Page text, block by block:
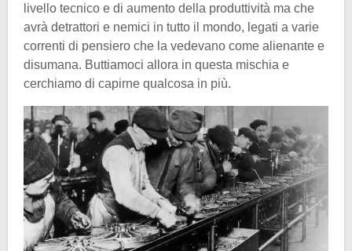
livello tecnico e di aumento della produttività ma che
avrà detrattori e nemici in tutto il mondo, legati a varie
correnti di pensiero che la vedevano come alienante e
disumana. Buttiamoci allora in questa mischia e
cerchiamo di capirne qualcosa in più.